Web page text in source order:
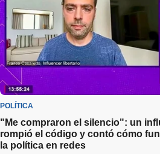
POLÍTICA
"Me compraron el silencio": un
rompió el código y contó cómo
la política en redes